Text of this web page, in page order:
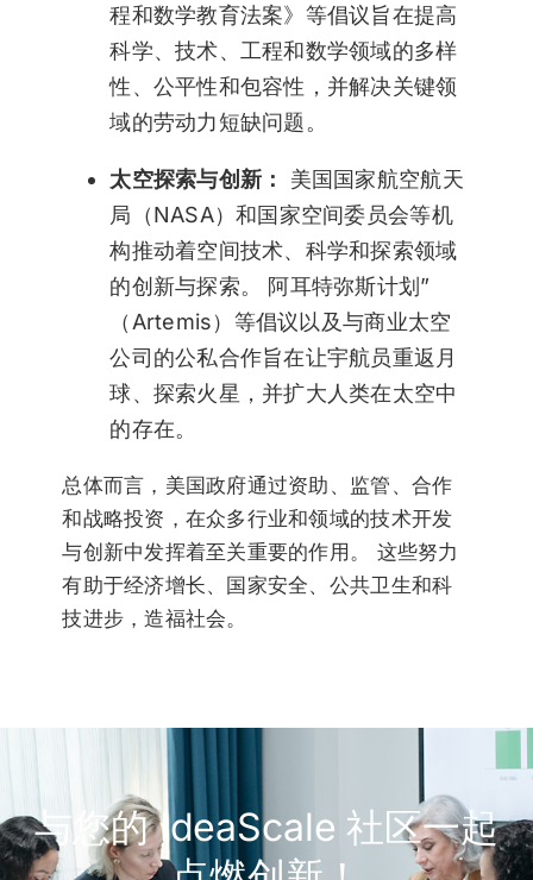
程和数学教育法案》等倡议旨在提高
科学、技术、工程和数学领域的多样
性、公平性和包容性，并解决关键领
域的劳动力短缺问题。
太空探索与创新： 美国国家航空航天
局（NASA）和国家空间委员会等机
构推动着空间技术、科学和探索领域
的创新与探索。 阿耳特弥斯计划”
（Artemis）等倡议以及与商业太空
公司的公私合作旨在让宇航员重返月
球、探索火星，并扩大人类在太空中
的存在。
总体而言，美国政府通过资助、监管、合作
和战略投资，在众多行业和领域的技术开发
与创新中发挥着至关重要的作用。 这些努力
有助于经济增长、国家安全、公共卫生和科
技进步，造福社会。
与您的 IdeaScale 社区一起